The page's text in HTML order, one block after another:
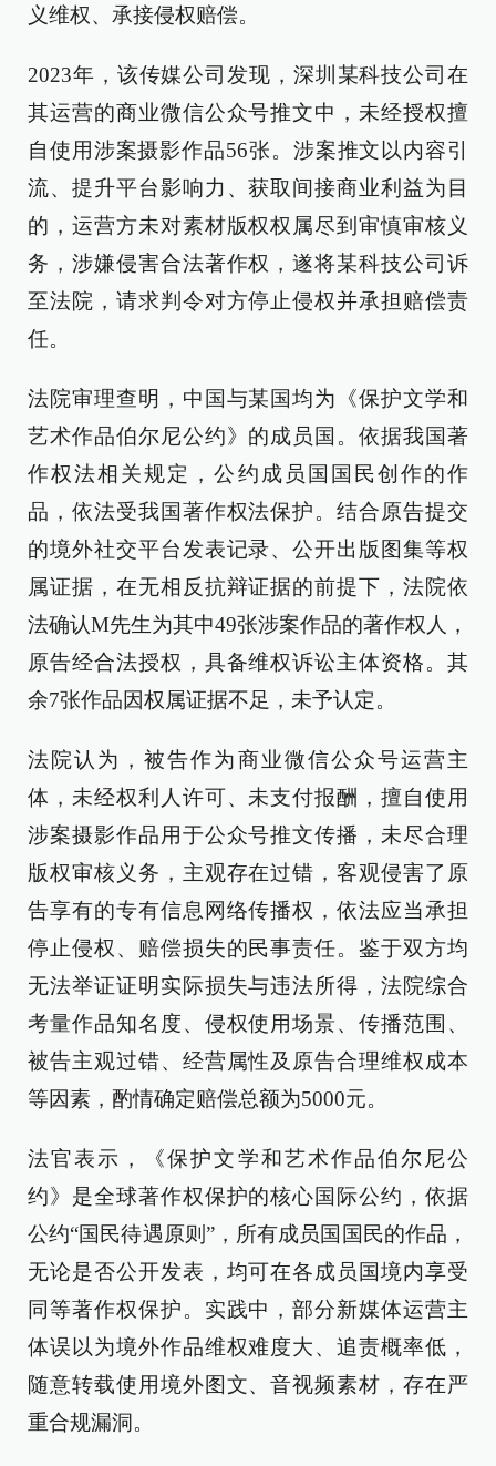
义维权、承接侵权赔偿。
2023年，该传媒公司发现，深圳某科技公司在
其运营的商业微信公众号推文中，未经授权擅
自使用涉案摄影作品56张。涉案推文以内容引
流、提升平台影响力、获取间接商业利益为目
的，运营方未对素材版权权属尽到审慎审核义
务，涉嫌侵害合法著作权，遂将某科技公司诉
至法院，请求判令对方停止侵权并承担赔偿责
任。
法院审理查明，中国与某国均为《保护文学和
艺术作品伯尔尼公约》的成员国。依据我国著
作权法相关规定，公约成员国国民创作的作
品，依法受我国著作权法保护。结合原告提交
的境外社交平台发表记录、公开出版图集等权
属证据，在无相反抗辩证据的前提下，法院依
法确认M先生为其中49张涉案作品的著作权人，
原告经合法授权，具备维权诉讼主体资格。其
余7张作品因权属证据不足，未予认定。
法院认为，被告作为商业微信公众号运营主
体，未经权利人许可、未支付报酬，擅自使用
涉案摄影作品用于公众号推文传播，未尽合理
版权审核义务，主观存在过错，客观侵害了原
告享有的专有信息网络传播权，依法应当承担
停止侵权、赔偿损失的民事责任。鉴于双方均
无法举证证明实际损失与违法所得，法院综合
考量作品知名度、侵权使用场景、传播范围、
被告主观过错、经营属性及原告合理维权成本
等因素，酌情确定赔偿总额为5000元。
法官表示，《保护文学和艺术作品伯尔尼公
约》是全球著作权保护的核心国际公约，依据
公约“国民待遇原则”，所有成员国国民的作品，
无论是否公开发表，均可在各成员国境内享受
同等著作权保护。实践中，部分新媒体运营主
体误以为境外作品维权难度大、追责概率低，
随意转载使用境外图文、音视频素材，存在严
重合规漏洞。